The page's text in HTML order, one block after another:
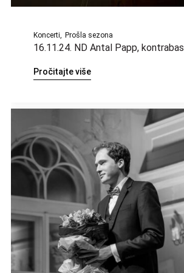
Koncerti Prošla sezona
16.11.24. ND Antal Papp, kontrabas
Pročitajte više